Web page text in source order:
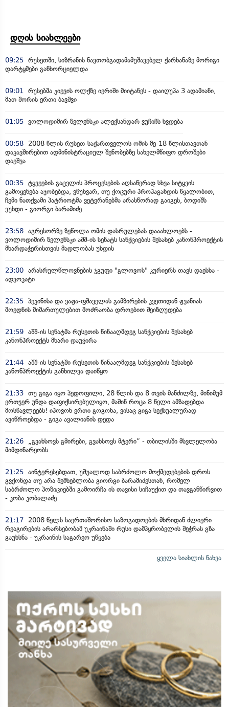
დღის სიახლეები
09:25 რუსეთში, სიზრანის ნავთობგადამამუშავებელ ქარხანაზე მორიგი
დარტყმები განხორციელდა
09:01
რუსებმა კიევის ოლქზე იერიში მიიტანეს - დაიღუპა 3 ადამიანი,
მათ შორის ერთი ბავშვი
01:05 ვოლოდიმირ ზელენსკი ალექსანდარ ვუჩიჩს ხვდება
00:58
2008 წლის რუსეთ-საქართველოს ომის მე-18 წლისთავთან
დაკავშირებით ადმინისტრაციულ შენობებზე სახელმწიფო დროშები
დაეშვა
00:35 ტყვეების გაცვლის პროცესების აღსაწერად სხვა სიტყვის
გამოყენება აჯობებდა, ვწუხვარ, თუ ქოცური პროპაგანდის წყალობით,
ჩემი ნათქვამი პატრიოტმა ვეტერანებმა არასწორად გაიგეს, ბოდიშს
ვუხდი - გიორგი ბარამიძე
23:58 აგრესორზე ზეწოლა ომის დასრულებას დააახლოებს -
ვოლოდიმირ ზელენსკი აშშ-ის სენატს სანქციების შესახებ კანონპროექტის
მხარდაჭერისთვის მადლობას უხდის
23:00 არასრულწლოვნების ჯგუფი "გლოვოს" კურიერს თავს დაესხა -
ადვოკატი
22:35 პეკინისა და ვაჟა-ფშაველას გამზირების კვეთიდან ჟვანიას
მოედნის მიმართულებით მოძრაობა დროებით შეიზღუდება
21:59 აშშ-ის სენატმა რუსეთის წინააღმდეგ სანქციების შესახებ
კანონპროექტს მხარი დაუჭირა
21:44 აშშ-ის სენატში რუსეთის წინააღმდეგ სანქციების შესახებ
კანონპროექტის განხილვა დაიწყო
21:33 თუ გიგა იყო პედოფილი, 28 წლის და 8 თვის მანძილზე, მინიმუმ
ერთჯერ უნდა დაფიქსირებულიყო, მაშინ როცა 8 წელი ამზადებდა
მოსწავლეებს! იპოვონ ერთი გოგონა, ვისაც გიგა სექსუალურად
ავიწროებდა - გიგა ავალიანის დედა
21:26
„გვახსოვს გმირები, გვახსოვს მტერი” - თბილისში მსვლელობა
მიმდინარეობს
21:25 აინტერესებდათ, უშუალოდ საბრძოლო მოქმედებების დროს
გვქონდა თუ არა შემხებლობა გიორგი ბარამიძესთან, რომელ
საბრძოლო პოზიციებში გამოირჩა ის თავისი სიჩაუქით და თავგანწირვით
- კობა კობალაძე
21:17
2008 წელს საერთაშორისო საზოგადოების მხრიდან ძლიერი
რეაგირების არარსებობამ უკრაინაში რუსი დამპყრობელის შეჭრას გზა
გაუხსნა - უკრაინის საგარეო უწყება
ყველა სიახლის ნახვა